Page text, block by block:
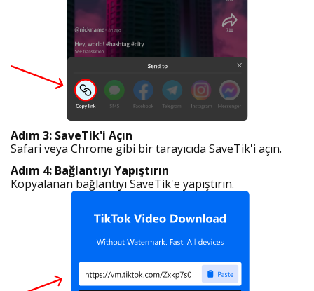
Adım 3: SaveTik'i Açın
Safari veya Chrome gibi bir tarayıcıda SaveTik'i açın.
Adım 4: Bağlantıyı Yapıştırın
Kopyalanan bağlantıyı SaveTik'e yapıştırın.